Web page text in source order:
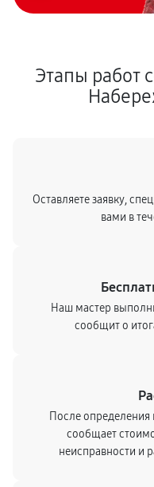
Этапы работ
Оставляете заявку,
вами в
Наш мастер
сообщит о
После
сообщает
неисправности и